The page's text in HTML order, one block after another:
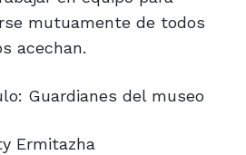
mutuamente de todos
acechan.
Guardianes del museo
Ermitazha